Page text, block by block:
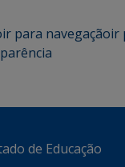
ir para navegaçãoir
de Educação